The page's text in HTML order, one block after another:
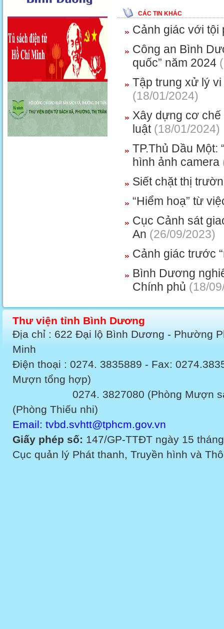
CÁC TIN KHÁC
Cảnh giác với tội
Công an Bình
quốc” năm 2024
Tập trung xử lý vi
(18/01/2024)
Xây dựng cơ chế
luật(18/01/2024)
TP.Thủ Dầu Một:
hình ảnh camera
Siết chặt thị
“Hiểm hoạ” từ
Cục Cảnh sát
An (26/09/2023)
Cảnh giác trước
Bình Dương
Chính phủ (18/
Thư viện tỉnh Bình Dương
Địa chỉ : 622 Đại lộ Bình Dương - Phường
Minh
Điện thoại : 0274. 3835889 - Fax:
Mượn tổng hợp)
0274. 3827080 (Phòng Mượn sách
(Phòng Thiếu nhi)
Email: tvbd.svhtt@tphcm.gov.vn
Giấy phép số: 147/GP-TTĐT ngày 15
Cục quản lý Phát thanh, Truyền hình và